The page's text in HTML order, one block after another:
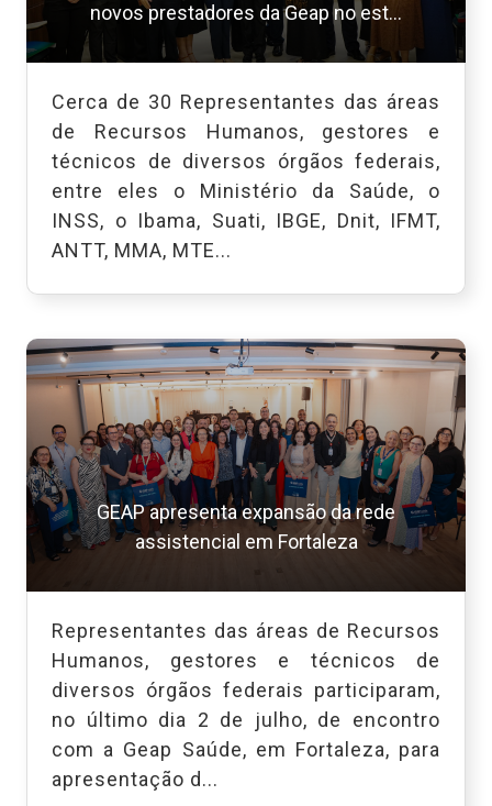
novos prestadores da Geap no est...
Cerca de 30 Representantes das áreas
de Recursos Humanos, gestores e
técnicos de diversos órgãos federais,
entre eles o Ministério da Saúde, o
INSS, o Ibama, Suati, IBGE, Dnit, IFMT,
ANTT, MMA, MTE...
GEAP apresenta expansão da rede
assistencial em Fortaleza
Representantes das áreas de Recursos
Humanos, gestores e técnicos de
diversos órgãos federais participaram,
no último dia 2 de julho, de encontro
com a Geap Saúde, em Fortaleza, para
apresentação d...